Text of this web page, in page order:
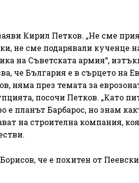
Кирил Петков. „Не сме
не сме подарявали кученце
на Съветската армия“,
че България е в сърцето на
няма през темата за
посочи Петков. „Като
е планът Барбарос, но знам
на строителна компания,
че е похитен от